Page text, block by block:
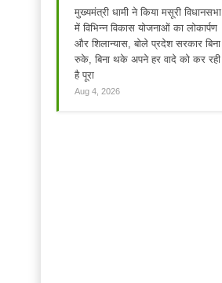
मुख्यमंत्री धामी ने किया मसूरी विधानसभा
में विभिन्न विकास योजनाओं का लोकार्पण
और शिलान्यास, बोले प्रदेश सरकार बिना
रुके, बिना थके अपने हर वादे को कर रही
है पूरा
Aug 4, 2026